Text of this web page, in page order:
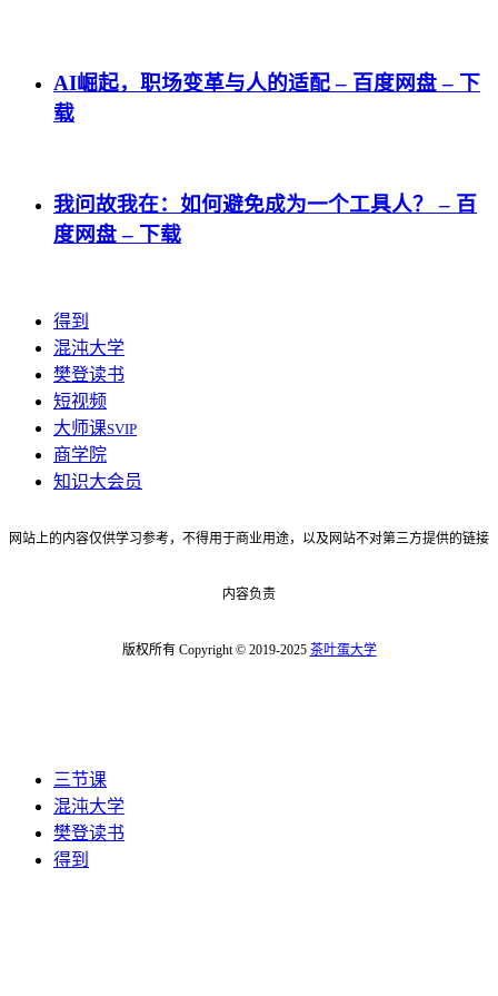
AI崛起，职场变革与人的适配 – 百度网盘 – 下
载
我问故我在：如何避免成为一个工具人？ – 百
度网盘 – 下载
得到
混沌大学
樊登读书
短视频
大师课SVIP
商学院
知识大会员
网站上的内容仅供学习参考，不得用于商业用途，以及网站不对第三方提供的链接
内容负责
版权所有 Copyright © 2019-2025 茶叶蛋大学
三节课
混沌大学
樊登读书
得到